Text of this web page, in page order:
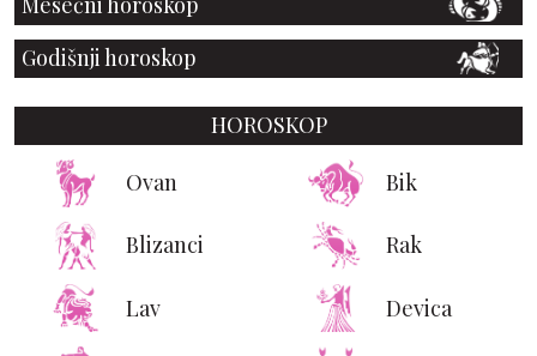
Godišnji horoskop
HOROSKOP
Ovan Bik
Blizanci Rak
Lav Devica